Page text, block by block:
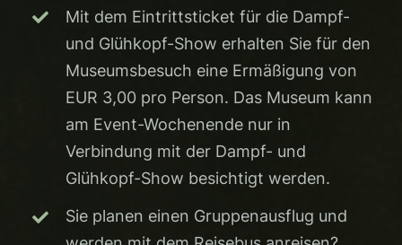
Mit dem Eintrittsticket für die Dampf-
und Glühkopf-Show erhalten Sie für den
Museumsbesuch eine Ermäßigung von
EUR 3,00 pro Person. Das Museum kann
am Event-Wochenende nur in
Verbindung mit der Dampf- und
Glühkopf-Show besichtigt werden.
Sie planen einen Gruppenausflug und